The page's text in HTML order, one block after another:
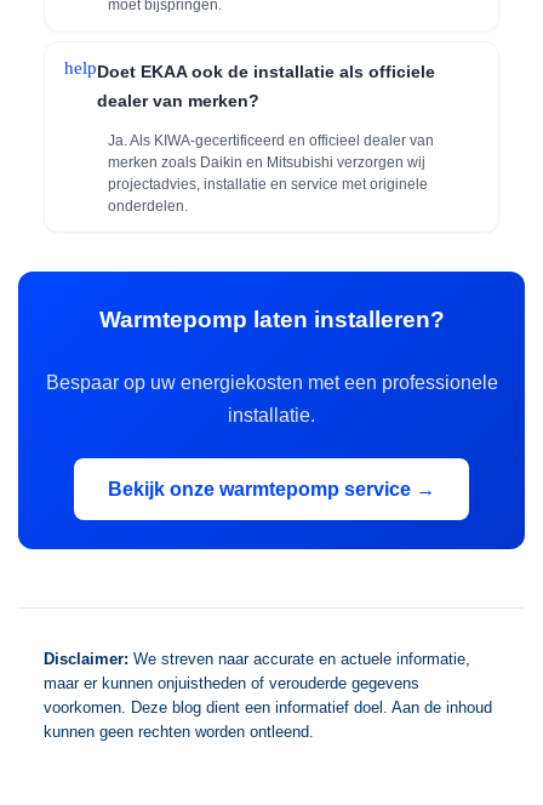
moet bijspringen.
helpDoet EKAA ook de installatie als officiele
dealer van merken?
Ja. Als KIWA-gecertificeerd en officieel dealer van
merken zoals Daikin en Mitsubishi verzorgen wij
projectadvies, installatie en service met originele
onderdelen.
Warmtepomp laten installeren?
Bespaar op uw energiekosten met een professionele
installatie.
Bekijk onze warmtepomp service →
Disclaimer: We streven naar accurate en actuele informatie,
maar er kunnen onjuistheden of verouderde gegevens
voorkomen. Deze blog dient een informatief doel. Aan de inhoud
kunnen geen rechten worden ontleend.